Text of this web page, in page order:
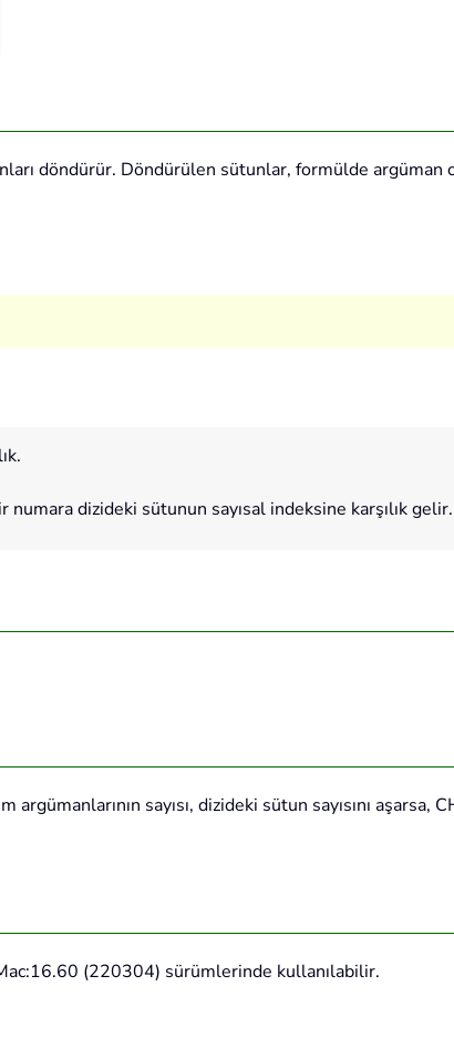
döndürür. Döndürülen sütunlar, formülde argüman
dizideki sütunun sayısal indeksine karşılık gelir.
sayısı, dizideki sütun sayısını aşarsa,
(220304) sürümlerinde kullanılabilir.